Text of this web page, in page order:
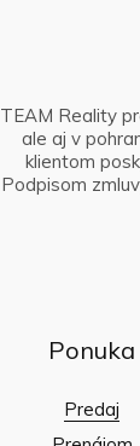
TEAM Reality
ale aj v
klientom
Podpisom
Ponuka
Predaj